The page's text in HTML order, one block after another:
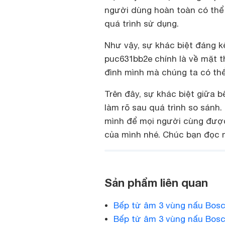
người dùng hoàn toàn có
quá trình sử dụng.
Như vậy, sự khác biệt đáng
puc631bb2e chính là về mặt
đình mình mà chúng ta có
Trên đây, sự khác biệt giữa
làm rõ sau quá trình so
mình để mọi người cùng
của mình nhé. Chúc bạn
Sản phẩm liên quan
Bếp từ âm 3 vùng nấu
Bếp từ âm 3 vùng nấu